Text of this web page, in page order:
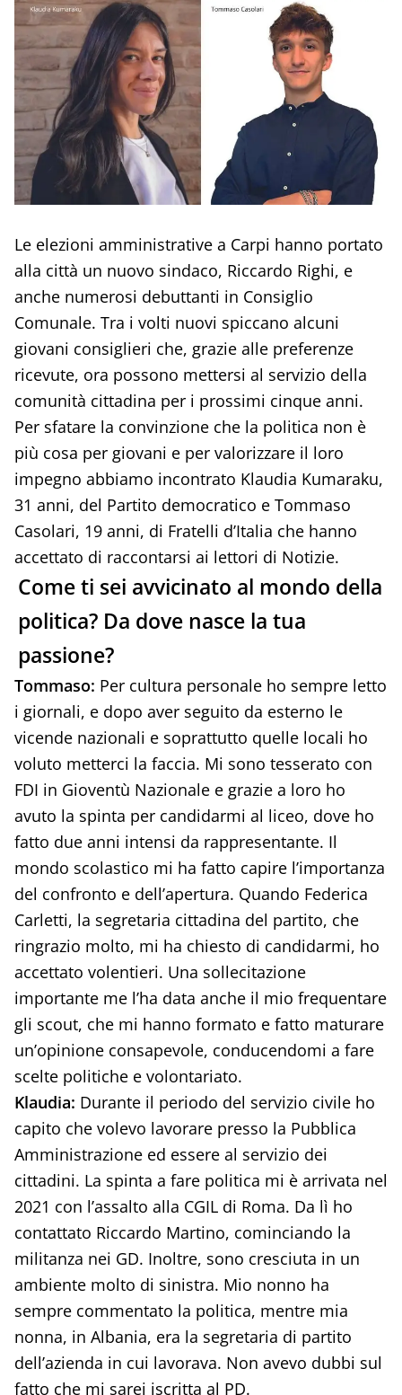
Le elezioni amministrative a Carpi hanno portato
alla città un nuovo sindaco, Riccardo Righi, e
anche numerosi debuttanti in Consiglio
Comunale. Tra i volti nuovi spiccano alcuni
giovani consiglieri che, grazie alle preferenze
ricevute, ora possono mettersi al servizio della
comunità cittadina per i prossimi cinque anni.
Per sfatare la convinzione che la politica non è
più cosa per giovani e per valorizzare il loro
impegno abbiamo incontrato Klaudia Kumaraku,
31 anni, del Partito democratico e Tommaso
Casolari, 19 anni, di Fratelli d’Italia che hanno
accettato di raccontarsi ai lettori di Notizie.
Come ti sei avvicinato al mondo della
politica? Da dove nasce la tua
passione?
Tommaso: Per cultura personale ho sempre letto
i giornali, e dopo aver seguito da esterno le
vicende nazionali e soprattutto quelle locali ho
voluto metterci la faccia. Mi sono tesserato con
FDI in Gioventù Nazionale e grazie a loro ho
avuto la spinta per candidarmi al liceo, dove ho
fatto due anni intensi da rappresentante. Il
mondo scolastico mi ha fatto capire l’importanza
del confronto e dell’apertura. Quando Federica
Carletti, la segretaria cittadina del partito, che
ringrazio molto, mi ha chiesto di candidarmi, ho
accettato volentieri. Una sollecitazione
importante me l’ha data anche il mio frequentare
gli scout, che mi hanno formato e fatto maturare
un’opinione consapevole, conducendomi a fare
scelte politiche e volontariato.
Klaudia: Durante il periodo del servizio civile ho
capito che volevo lavorare presso la Pubblica
Amministrazione ed essere al servizio dei
cittadini. La spinta a fare politica mi è arrivata nel
2021 con l’assalto alla CGIL di Roma. Da lì ho
contattato Riccardo Martino, cominciando la
militanza nei GD. Inoltre, sono cresciuta in un
ambiente molto di sinistra. Mio nonno ha
sempre commentato la politica, mentre mia
nonna, in Albania, era la segretaria di partito
dell’azienda in cui lavorava. Non avevo dubbi sul
fatto che mi sarei iscritta al PD.